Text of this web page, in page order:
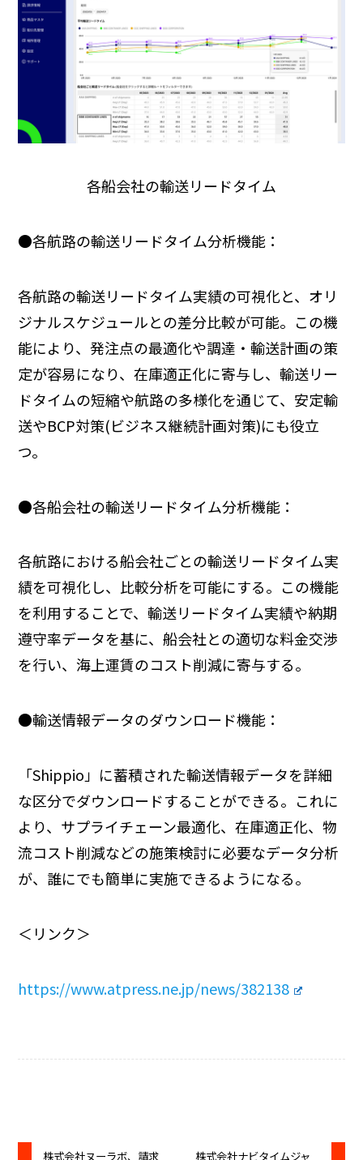
各船会社の輸送リードタイム
●各航路の輸送リードタイム分析機能：
各航路の輸送リードタイム実績の可視化と、オリ
ジナルスケジュールとの差分比較が可能。この機
能により、発注点の最適化や調達・輸送計画の策
定が容易になり、在庫適正化に寄与し、輸送リー
ドタイムの短縮や航路の多様化を通じて、安定輸
送やBCP対策(ビジネス継続計画対策)にも役立
つ。
●各船会社の輸送リードタイム分析機能：
各航路における船会社ごとの輸送リードタイム実
績を可視化し、比較分析を可能にする。この機能
を利用することで、輸送リードタイム実績や納期
遵守率データを基に、船会社との適切な料金交渉
を行い、海上運賃のコスト削減に寄与する。
●輸送情報データのダウンロード機能：
「Shippio」に蓄積された輸送情報データを詳細
な区分でダウンロードすることができる。これに
より、サプライチェーン最適化、在庫適正化、物
流コスト削減などの施策検討に必要なデータ分析
が、誰にでも簡単に実施できるようになる。
＜リンク＞
https://www.atpress.ne.jp/news/382138
株式会社ヌーラボ、請求 株式会社ナビタイムジャ